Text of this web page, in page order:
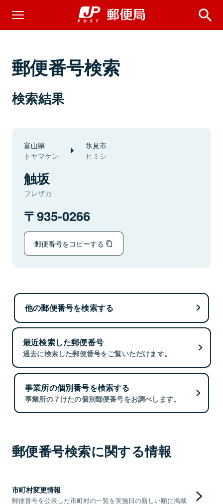
郵便番号検索
検索結果
富山県
トヤマケン
氷見市
ヒミシ
触坂
フレザカ
935-0266
郵便番号をコピーする
他の郵便番号を検索する
最近検索した郵便番号
過去に検索した郵便番号をご覧いただけます。
事業所の個別番号を検索する
事業所の７けたの個別郵便番号をお調べします。
郵便番号検索に関する情報
市町村変更情報
郵便番号を公表した市町村の一覧を実施日の新しい順に掲載